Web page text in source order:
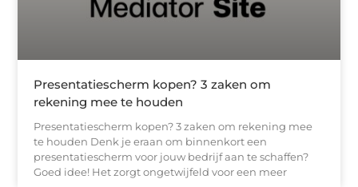
Presentatiescherm kopen? 3 zaken om
rekening mee te houden
Presentatiescherm kopen? 3 zaken om rekening mee
te houden Denk je eraan om binnenkort een
presentatiescherm voor jouw bedrijf aan te schaffen?
Goed idee! Het zorgt ongetwijfeld voor een meer